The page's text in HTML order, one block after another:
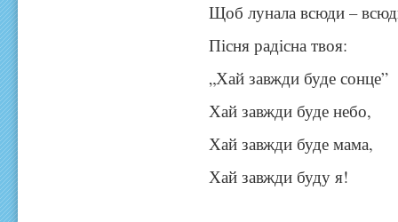
Щоб лунала всюди –
Пісня радісна твоя:
„Хай завжди буде сонце”
Хай завжди буде небо,
Хай завжди буде мама,
Хай завжди буду я!